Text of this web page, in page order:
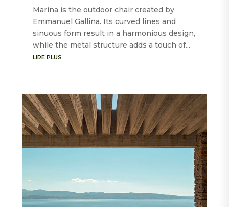
Marina is the outdoor chair created by
Emmanuel Gallina. Its curved lines and
sinuous form result in a harmonious design,
while the metal structure adds a touch of...
LIRE PLUS